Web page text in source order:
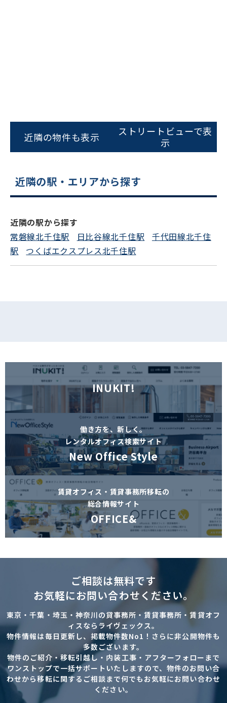
をお伝えいただくと
スムーズにご案内できます
平日 9:00〜18:00
フォームでお問い合わせ
近隣の物件も表示
ストリートビューで表
示
近隣の駅・エリアから探す
近隣の駅から探す
常磐線北千住駅
日比谷線北千住駅
千代田線北千住
駅
つくばエクスプレス北千住駅
INUKIT!
働き方を、新しく。
レンタルオフィス検索サイト
New Office Style
賃貸オフィス・賃貸事務所移転の
総合情報サイト
OFFICE&
ご相談は無料です
お気軽にお問い合わせください。
東京・千葉・埼玉・神奈川の貸事務所・賃貸事務所・賃貸オフ
ィスならライヴェックス。
物件情報は毎日更新し、掲載物件数No1！さらに非公開物件も
多数ございます。
物件のご紹介・移転引越し・内装工事・アフターフォローまで
ワンストップで一括サポートいたしますので、物件のお問い合
わせから移転に関するご相談まで何でもお気軽にお問い合わせ
ください。